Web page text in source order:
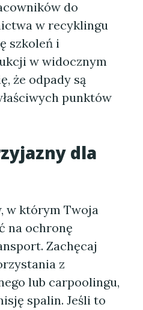
do
w recyklingu
szkoleń i
w widocznym
że odpady są
punktów
dla
w którym Twoja
na ochronę
Zachęcaj
z
lub carpoolingu,
spalin. Jeśli to